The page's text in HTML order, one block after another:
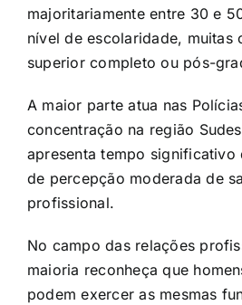
majoritariamente entre 30 e
nível de escolaridade, muitas
superior completo ou pós-
A maior parte atua nas
concentração na região
apresenta tempo significativo
de percepção moderada de
profissional.
No campo das relações
maioria reconheça que
podem exercer as mesmas